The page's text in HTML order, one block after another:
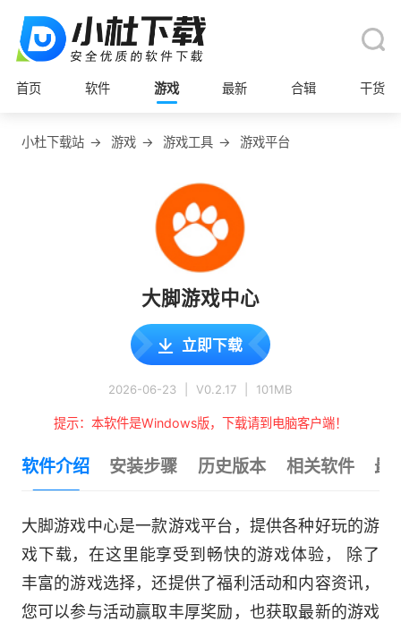
首页 软件 游戏 最新 合辑 干货
小杜下载站 → 游戏 → 游戏工具 → 游戏平台
大脚游戏中心
立即下载
2026-06-23 V0.2.17 101MB
提示：本软件是Windows版，下载请到电脑客户端！
软件介绍 安装步骤 历史版本 相关软件 最
大脚游戏中心是一款游戏平台，提供各种好玩的游
戏下载，在这里能享受到畅快的游戏体验， 除了
丰富的游戏选择，还提供了福利活动和内容资讯，
您可以参与活动赢取丰厚奖励，也获取最新的游戏